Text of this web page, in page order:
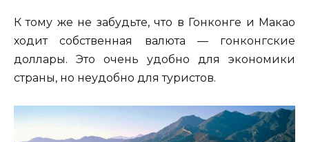
К тому же не забудьте, что в Гонконге и Макао
ходит собственная валюта — гонконгские
доллары. Это очень удобно для экономики
страны, но неудобно для туристов.